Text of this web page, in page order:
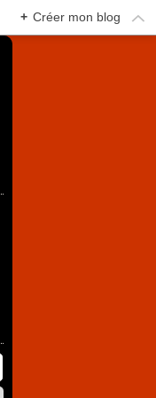
+ Créer mon blog